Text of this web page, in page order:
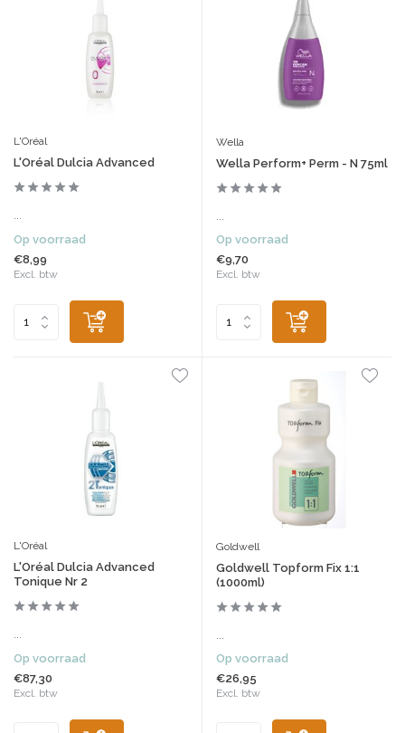
L'Oréal
L'Oréal Dulcia Advanced
...
Op voorraad
€8,99
Excl. btw
Wella
Wella Perform+ Perm - N 75ml
...
Op voorraad
€9,70
Excl. btw
L'Oréal
L'Oréal Dulcia Advanced
Tonique Nr 2
...
Op voorraad
€87,30
Excl. btw
Goldwell
Goldwell Topform Fix 1:1
(1000ml)
...
Op voorraad
€26,95
Excl. btw